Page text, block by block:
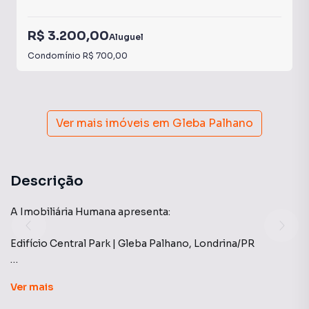
R$ 3.200,00Aluguel
Condomínio R$ 700,00
Ver mais imóveis em Gleba Palhano
Descrição
A Imobiliária Humana apresenta:
Edifício Central Park | Gleba Palhano, Londrina/PR
projetado para oferecer o máximo de conforto e
Ver mais